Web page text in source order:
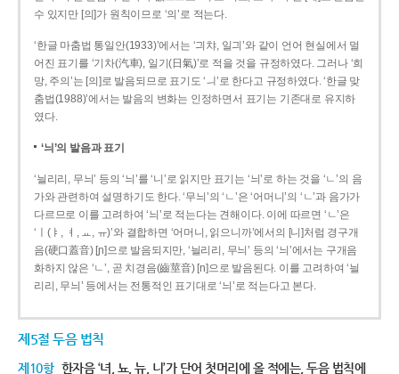
수 있지만 [의]가 원칙이므로 ‘의’로 적는다.
‘한글 마춤법 통일안(1933)’에서는 ‘긔챠, 일긔’와 같이 언어 현실에서 멀
어진 표기를 ‘기차(汽車), 일기(日氣)’로 적을 것을 규정하였다. 그러나 ‘희
망, 주의’는 [의]로 발음되므로 표기도 ‘ㅢ’로 한다고 규정하였다. ‘한글 맞
춤법(1988)’에서는 발음의 변화는 인정하면서 표기는 기존대로 유지하
였다.
‘늬’의 발음과 표기
‘늴리리, 무늬’ 등의 ‘늬’를 ‘니’로 읽지만 표기는 ‘늬’로 하는 것을 ‘ㄴ’의 음
가와 관련하여 설명하기도 한다. ‘무늬’의 ‘ㄴ’은 ‘어머니’의 ‘ㄴ’과 음가가
다르므로 이를 고려하여 ‘늬’로 적는다는 견해이다. 이에 따르면 ‘ㄴ’은
‘ㅣ(ㅑ, ㅕ, ㅛ, ㅠ)’와 결합하면 ‘어머니, 읽으니까’에서의 [니]처럼 경구개
음(硬口蓋音) [ɲ]으로 발음되지만, ‘늴리리, 무늬’ 등의 ‘늬’에서는 구개음
화하지 않은 ‘ㄴ’, 곧 치경음(齒莖音) [n]으로 발음된다. 이를 고려하여 ‘늴
리리, 무늬’ 등에서는 전통적인 표기대로 ‘늬’로 적는다고 본다.
제5절 두음 법칙
제10항 한자음 ‘녀, 뇨, 뉴, 니’가 단어 첫머리에 올 적에는, 두음 법칙에